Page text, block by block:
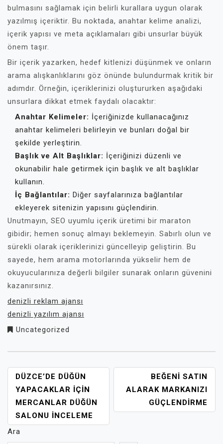
bulmasını sağlamak için belirli kurallara uygun olarak
yazılmış içeriktir. Bu noktada, anahtar kelime analizi,
içerik yapısı ve meta açıklamaları gibi unsurlar büyük
önem taşır.
Bir içerik yazarken, hedef kitlenizi düşünmek ve onların
arama alışkanlıklarını göz önünde bulundurmak kritik bir
adımdır. Örneğin, içeriklerinizi oluştururken aşağıdaki
unsurlara dikkat etmek faydalı olacaktır:
Anahtar Kelimeler: İçeriğinizde kullanacağınız
anahtar kelimeleri belirleyin ve bunları doğal bir
şekilde yerleştirin.
Başlık ve Alt Başlıklar: İçeriğinizi düzenli ve
okunabilir hale getirmek için başlık ve alt başlıklar
kullanın.
İç Bağlantılar: Diğer sayfalarınıza bağlantılar
ekleyerek sitenizin yapısını güçlendirin.
Unutmayın, SEO uyumlu içerik üretimi bir maraton
gibidir; hemen sonuç almayı beklemeyin. Sabırlı olun ve
sürekli olarak içeriklerinizi güncelleyip geliştirin. Bu
sayede, hem arama motorlarında yükselir hem de
okuyucularınıza değerli bilgiler sunarak onların güvenini
kazanırsınız.
denizli reklam ajansı
denizli yazılım ajansı
Uncategorized
YAZI
GEZINMESI
DÜZCE’DE DÜĞÜN
YAPACAKLAR İÇIN
MERCANLAR DÜĞÜN
SALONU İNCELEME
BEĞENI SATIN
ALARAK MARKANIZI
GÜÇLENDIRME
Ara